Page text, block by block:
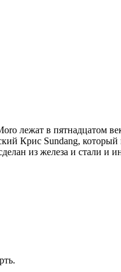
лежат в пятнадцатом
Крис Sundang,
из железа и стали и